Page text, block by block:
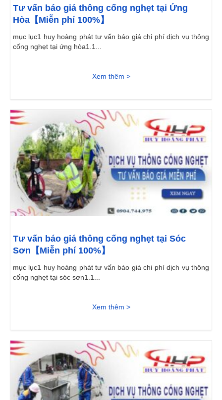
Tư vấn báo giá thông cống nghẹt tại Ứng
Hòa【Miễn phí 100%】
mục lục1 huy hoàng phát tư vấn báo giá chi phí dịch vụ thông
cống nghẹt tại ứng hòa1.1...
Xem thêm >
Tư vấn báo giá thông cống nghẹt tại Sóc
Sơn【Miễn phí 100%】
mục lục1 huy hoàng phát tư vấn báo giá chi phí dịch vụ thông
cống nghẹt tại sóc sơn1.1...
Xem thêm >